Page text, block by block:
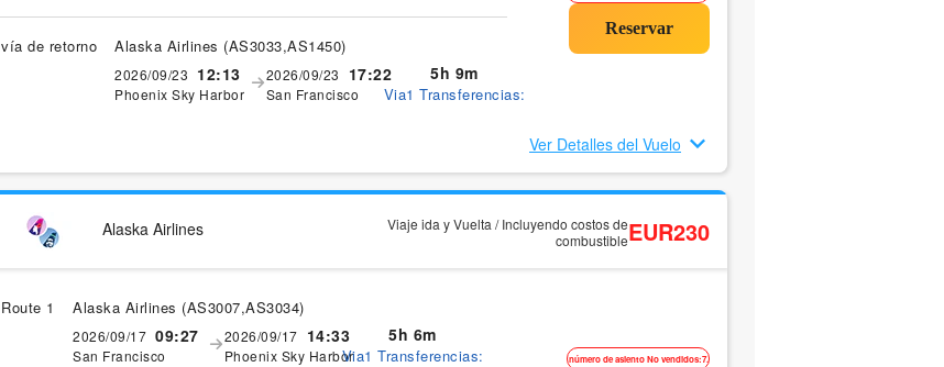
vía de retorno Alaska Airlines (AS3033,AS1450)
2026/09/23 12:13
Phoenix Sky Harbor
2026/09/23 17:22
San Francisco
5h 9m
Via1 Transferencias:
Ver Detalles del Vuelo
Alaska Airlines
Viaje ida y Vuelta / Incluyendo costos de
combustibleEUR230
Route 1 Alaska Airlines (AS3007,AS3034)
2026/09/17 09:27
San Francisco
2026/09/17 14:33
Phoenix Sky Harbor
5h 6m
Via1 Transferencias: número de asiento No vendidos:7.